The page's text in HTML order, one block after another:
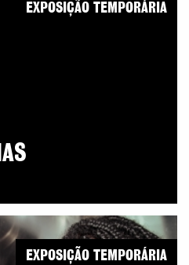
EXPOSIÇÃO TEMPORÁRIA
EXPOSIÇÃO TEMPORÁRIA